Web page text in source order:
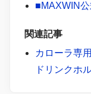
■MAXWIN公
関連記事
カローラ専
ドリンクホ